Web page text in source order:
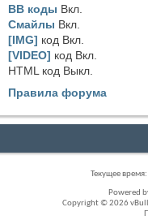
BB коды Вкл.
Смайлы Вкл.
[IMG] код Вкл.
[VIDEO] код Вкл.
HTML код Выкл.
Правила форума
Текущее время:
Powered
Copyright © 2026